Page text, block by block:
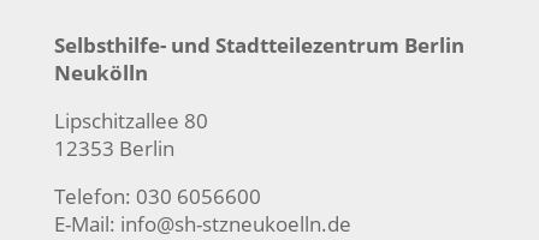
Selbsthilfe- und Stadtteilezentrum Berlin
Neukölln
Lipschitzallee 80
12353 Berlin
Telefon: 030 6056600
E-Mail: info@sh-stzneukoelln.de